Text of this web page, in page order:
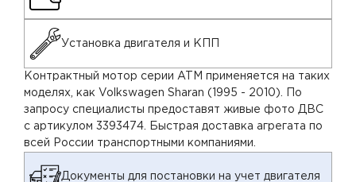
Установка двигателя и КПП
Контрактный мотор серии ATM применяется на таких
моделях, как Volkswagen Sharan (1995 - 2010). По
запросу специалисты предоставят живые фото ДВС
с артикулом 3393474. Быстрая доставка агрегата по
всей России транспортными компаниями.
Документы для постановки на учет двигателя